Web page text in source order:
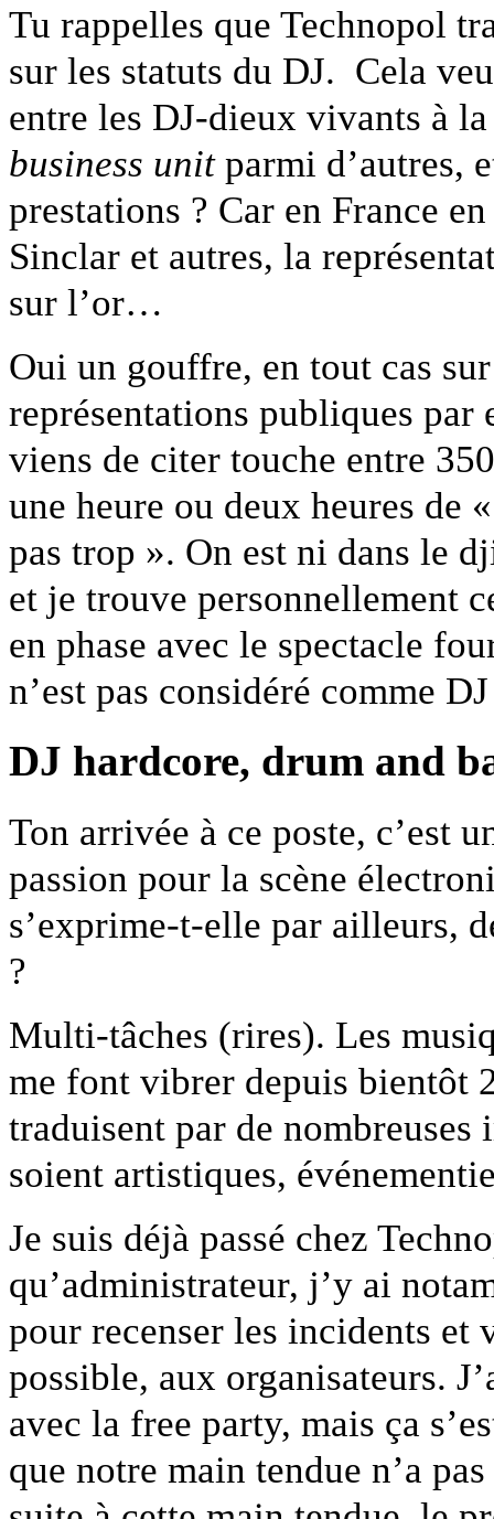
Tu rappelles que Technopol
sur les statuts du DJ. Cela
entre les DJ-dieux vivants à
business unitparmi d’autres,
prestations ? Car en France
Sinclar et autres, la
sur l’or…
Oui un gouffre, en tout cas
représentations publiques
viens de citer touche entre
une heure ou deux heures de
pas trop ». On est ni dans le
et je trouve personnellement
en phase avec le spectacle
n’est pas considéré comme
DJ hardcore, drum and
Ton arrivée à ce poste, c’est
passion pour la scène
s’exprime-t-elle par ailleurs,
?
Multi-tâches (rires). Les
me font vibrer depuis bientôt
traduisent par de
soient artistiques,
Je suis déjà passé chez
qu’administrateur, j’y ai
pour recenser les incidents et
possible, aux organisateurs.
avec la free party, mais ça
que notre main tendue n’a